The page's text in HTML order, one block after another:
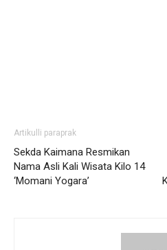
Artikulli paraprak
Sekda Kaimana Resmikan
Nama Asli Kali Wisata Kilo 14
‘Momani Yogara’